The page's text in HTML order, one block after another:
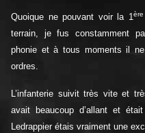
Quoique ne pouvant voir la 1ère
terrain, je fus constamment
phonie et à tous moments il
ordres.
L’infanterie suivit très vite et
avait beaucoup d’allant et
Ledrappier étais vraiment une